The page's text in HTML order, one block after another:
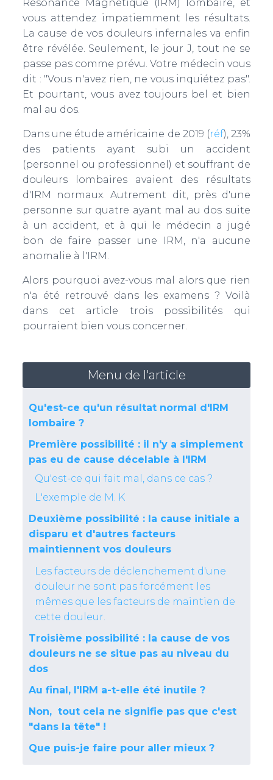
Résonance Magnétique (IRM) lombaire, et
vous attendez impatiemment les résultats.
La cause de vos douleurs infernales va enfin
être révélée. Seulement, le jour J, tout ne se
passe pas comme prévu. Votre médecin vous
dit : "Vous n'avez rien, ne vous inquiétez pas".
Et pourtant, vous avez toujours bel et bien
mal au dos.
Dans une étude américaine de 2019 (réf), 23%
des patients ayant subi un accident
(personnel ou professionnel) et souffrant de
douleurs lombaires avaient des résultats
d'IRM normaux. Autrement dit, près d'une
personne sur quatre ayant mal au dos suite
à un accident, et à qui le médecin a jugé
bon de faire passer une IRM, n'a aucune
anomalie à l'IRM.
Alors pourquoi avez-vous mal alors que rien
n'a été retrouvé dans les examens ? Voilà
dans cet article trois possibilités qui
pourraient bien vous concerner.
Menu de l'article
Qu'est-ce qu'un résultat normal d'IRM
lombaire ?
Première possibilité : il n'y a simplement
pas eu de cause décelable à l'IRM
Qu'est-ce qui fait mal, dans ce cas ?
L'exemple de M. K
Deuxième possibilité : la cause initiale a
disparu et d'autres facteurs
maintiennent vos douleurs
Les facteurs de déclenchement d'une
douleur ne sont pas forcément les
mêmes que les facteurs de maintien de
cette douleur.
Troisième possibilité : la cause de vos
douleurs ne se situe pas au niveau du
dos
Au final, l'IRM a-t-elle été inutile ?
Non, tout cela ne signifie pas que c'est
"dans la tête" !
Que puis-je faire pour aller mieux ?